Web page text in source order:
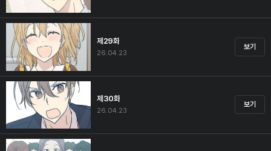
제29화
26.04.23
보기
제30화
26.04.23
보기